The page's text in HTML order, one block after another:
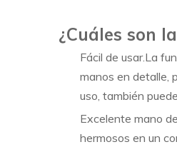
¿Cuáles son
Fácil de usar.La
manos en detalle,
uso, también
Excelente mano
hermosos en un